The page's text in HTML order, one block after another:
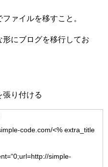
ァイルを移すこと。
にブログを移行してお
張り付ける
code.com/<% extra_title
=“0;url=http://simple-